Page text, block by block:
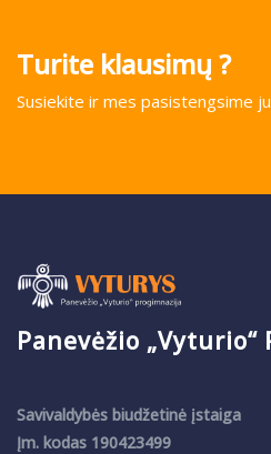
Turite klausimų ?
Susiekite ir mes pasistengsime
Panevėžio
Savivaldybės biudžetinė įstaiga
Įm. kodas 190423499